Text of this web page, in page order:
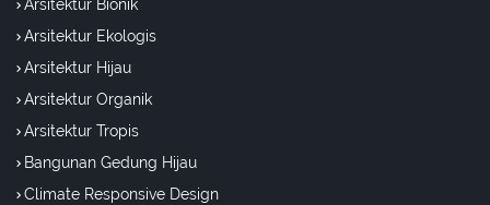
Arsitektur Bionik
Arsitektur Ekologis
Arsitektur Hijau
Arsitektur Organik
Arsitektur Tropis
Bangunan Gedung Hijau
Climate Responsive Design